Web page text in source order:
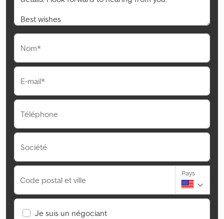
Nom*
E-mail*
Téléphone
Société
Code postal et ville
Pays
Je suis un négociant